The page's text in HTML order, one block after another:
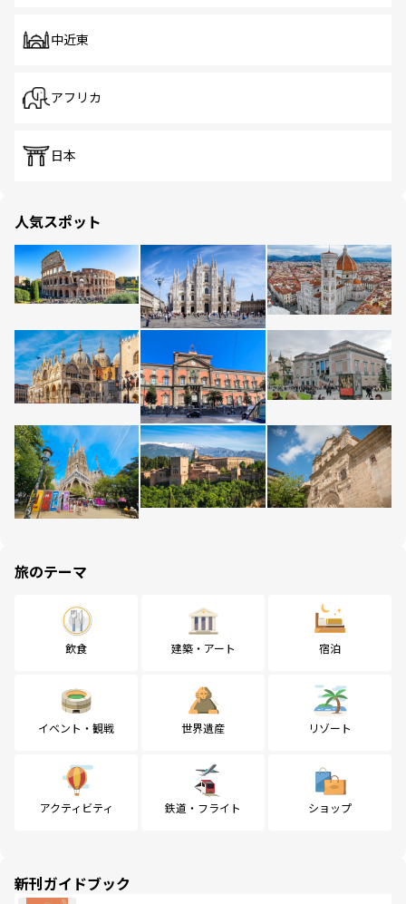
中近東
アフリカ
日本
人気スポット
旅のテーマ
飲食 建築・アート 宿泊
イベント・観戦 世界遺産 リゾート
アクティビティ 鉄道・フライト ショップ
新刊ガイドブック